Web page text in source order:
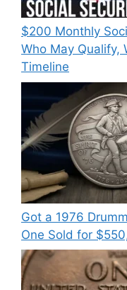
$200 Monthly
Who May Qualify,
Timeline
Got a 1976
One Sold for